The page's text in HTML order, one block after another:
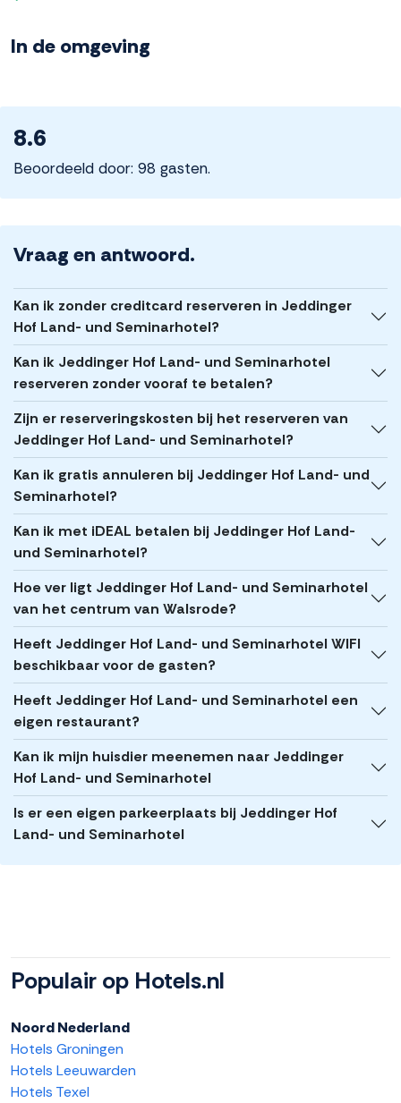
In de omgeving
8.6
Beoordeeld door: 98 gasten.
Vraag en antwoord.
Kan ik zonder creditcard reserveren in Jeddinger
Hof Land- und Seminarhotel?
Kan ik Jeddinger Hof Land- und Seminarhotel
reserveren zonder vooraf te betalen?
Zijn er reserveringskosten bij het reserveren van
Jeddinger Hof Land- und Seminarhotel?
Kan ik gratis annuleren bij Jeddinger Hof Land- und
Seminarhotel?
Kan ik met iDEAL betalen bij Jeddinger Hof Land-
und Seminarhotel?
Hoe ver ligt Jeddinger Hof Land- und Seminarhotel
van het centrum van Walsrode?
Heeft Jeddinger Hof Land- und Seminarhotel WIFI
beschikbaar voor de gasten?
Heeft Jeddinger Hof Land- und Seminarhotel een
eigen restaurant?
Kan ik mijn huisdier meenemen naar Jeddinger
Hof Land- und Seminarhotel
Is er een eigen parkeerplaats bij Jeddinger Hof
Land- und Seminarhotel
Populair op Hotels.nl
Noord Nederland
Hotels Groningen
Hotels Leeuwarden
Hotels Texel